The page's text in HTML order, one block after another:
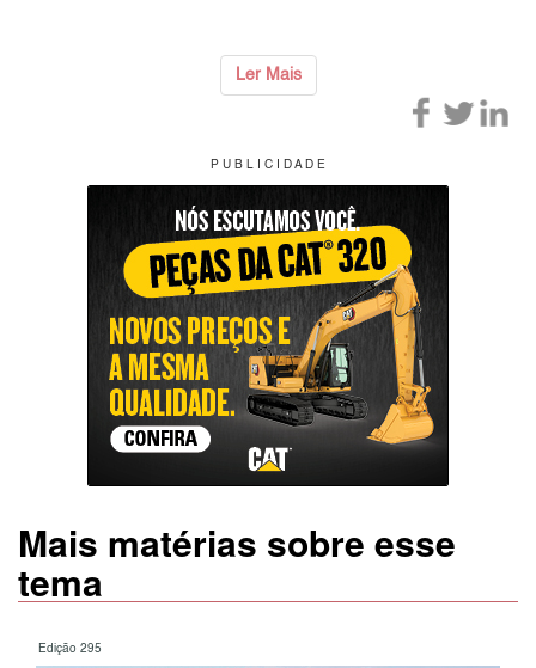
Ler Mais
P U B L I C I D A D E
Mais matérias sobre esse
tema
Edição 295